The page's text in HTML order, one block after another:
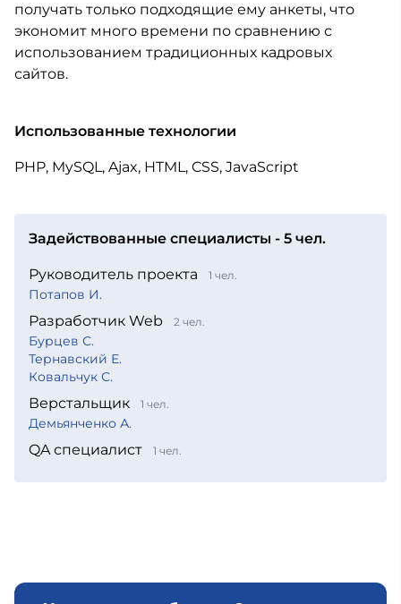
получать только подходящие ему анкеты, что
экономит много времени по сравнению с
использованием традиционных кадровых
сайтов.
Использованные технологии
PHP, MySQL, Ajax, HTML, CSS, JavaScript
Задействованные специалисты - 5 чел.
Руководитель проекта 1 чел.
Потапов И.
Разработчик Web 2 чел.
Бурцев С.
Тернавский Е.
Ковальчук С.
Верстальщик 1 чел.
Демьянченко А.
QA специалист 1 чел.